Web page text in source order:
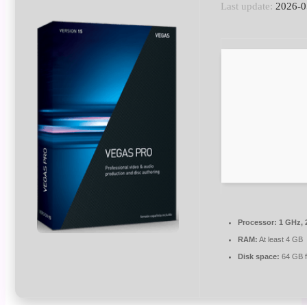
Last update: 2026-
Processor: 1 GHz,
RAM: At least 4 GB
Disk space: 64 GB